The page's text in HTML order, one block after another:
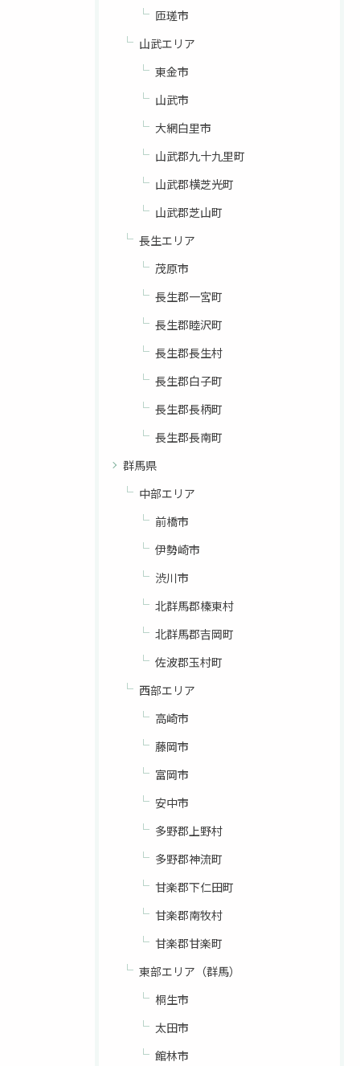
匝瑳市
山武エリア
東金市
山武市
大網白里市
山武郡九十九里町
山武郡横芝光町
山武郡芝山町
長生エリア
茂原市
長生郡一宮町
長生郡睦沢町
長生郡長生村
長生郡白子町
長生郡長柄町
長生郡長南町
群馬県
中部エリア
前橋市
伊勢崎市
渋川市
北群馬郡榛東村
北群馬郡吉岡町
佐波郡玉村町
西部エリア
高崎市
藤岡市
富岡市
安中市
多野郡上野村
多野郡神流町
甘楽郡下仁田町
甘楽郡南牧村
甘楽郡甘楽町
東部エリア（群馬）
桐生市
太田市
館林市